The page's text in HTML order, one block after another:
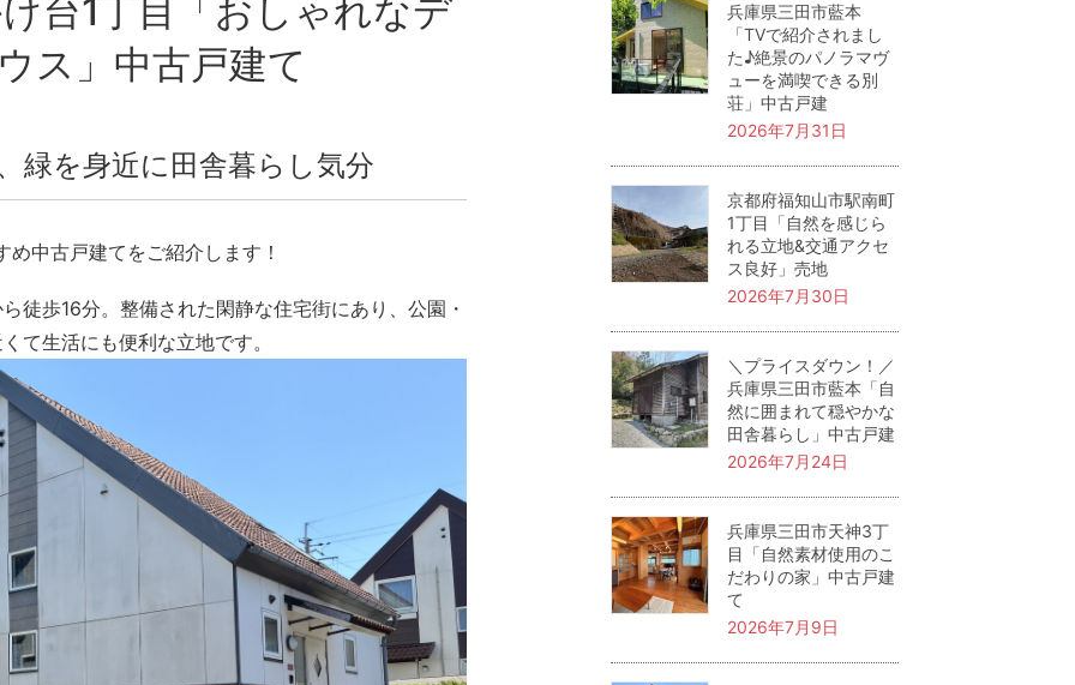
ス」中古戸建て
緑を身近に田舎暮らし気分
中古戸建てをご紹介します！
徒歩16分。整備された閑静な住宅街にあり、公園・
て生活にも便利な立地です。
兵庫県三田市藍本
「TVで紹介されまし
た♪絶景のパノラマヴ
ューを満喫できる別
荘」中古戸建
2026年7月31日
京都府福知山市駅南町
1丁目「自然を感じら
れる立地&交通アクセ
ス良好」売地
2026年7月30日
＼プライスダウン！／
兵庫県三田市藍本「自
然に囲まれて穏やかな
田舎暮らし」中古戸建
2026年7月24日
兵庫県三田市天神3丁
目「自然素材使用のこ
だわりの家」中古戸建
て
2026年7月9日